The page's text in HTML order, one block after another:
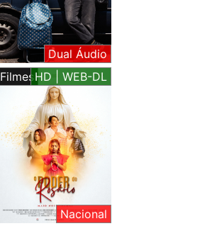
Dual Áudio
FilmesHD | WEB-DL
Nacional